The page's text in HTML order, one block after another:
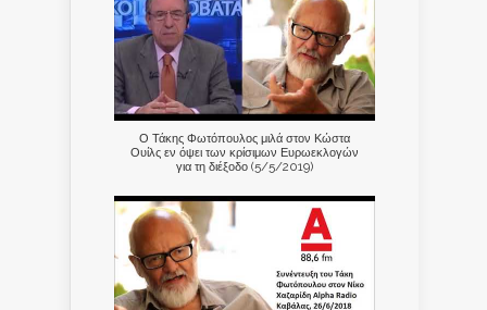
Ο Τάκης Φωτόπουλος μιλά στον Κώστα
Ουίλς εν όψει των κρίσιμων Ευρωεκλογών
για τη διέξοδο (5/5/2019)